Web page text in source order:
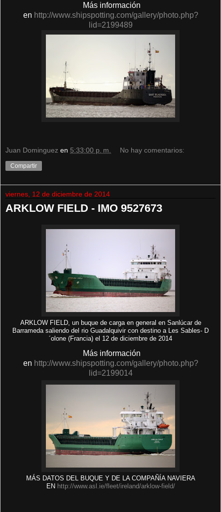
Más información
en http://www.shipspotting.com/gallery/photo.php?
lid=2199489
Juan Dominguez en 5:33:00 p. m. No hay comentarios:
Compartir
viernes, 12 de diciembre de 2014
ARKLOW FIELD - IMO 9527673
ARKLOW FIELD, un buque de carga en general en Sanlúcar de
Barrameda saliendo del rio Guadalquivir con destino a Les Sables- D
´olone (Francia) el 12 de diciembre de 2014
Más información
en http://www.shipspotting.com/gallery/photo.php?
lid=2199014
MÁS DATOS DEL BUQUE Y DE LA COMPAÑÍA NAVIERA
EN http://www.asl.ie/fleet/ireland/arklow-field/